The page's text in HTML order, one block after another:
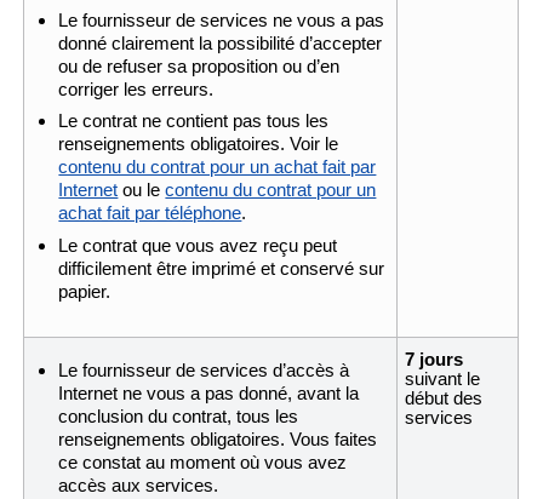
Le fournisseur de services ne vous a pas
donné clairement la possibilité d’accepter
ou de refuser sa proposition ou d’en
corriger les erreurs.
Le contrat ne contient pas tous les
renseignements obligatoires. Voir le
contenu du contrat pour un achat fait par
Internet ou lecontenu du contrat pour un
achat fait par téléphone.
Le contrat que vous avez reçu peut
difficilement être imprimé et conservé sur
papier.
Le fournisseur de services d’accès à
Internet ne vous a pas donné, avant la
conclusion du contrat, tous les
renseignements obligatoires. Vous faites
ce constat au moment où vous avez
accès aux services.
7 jours
suivant le
début des
services